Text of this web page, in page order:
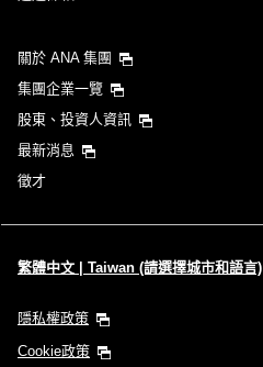
不指定時間
新增中途停留地及轉機所需時間
關於 ANA 集團
集團企業一覽
股東、投資人資訊
最新消息
徵才
繁體中文 | Taiwan (請選擇城市和語言)
隱私權政策
Cookie政策